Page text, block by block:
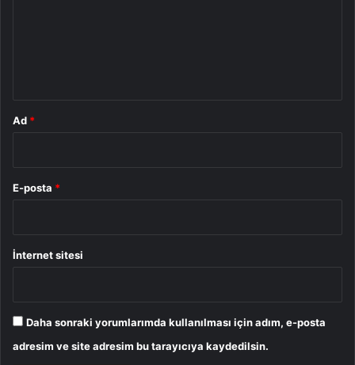
Ad *
E-posta *
İnternet sitesi
Daha sonraki yorumlarımda kullanılması için adım, e-posta
adresim ve site adresim bu tarayıcıya kaydedilsin.